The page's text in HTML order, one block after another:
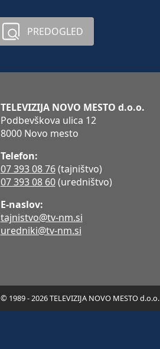
PREDOGLED
TELEVIZIJA NOVO MESTO d.o.o.
Podbevškova ulica 12
8000 Novo mesto
Telefon:
07 393 08 76(tajništvo)
07 393 08 60(uredništvo)
E-naslov:
tajnistvo@tv-nm.si
uredniki@tv-nm.si
© 1989 - 2026 TELEVIZIJA NOVO MESTO d.o.o.